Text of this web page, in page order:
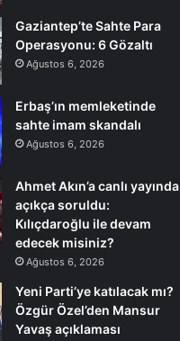
Gaziantep’te Sahte Para
Operasyonu: 6 Gözaltı
Ağustos 6, 2026
Erbaş’ın memleketinde
sahte imam skandalı
Ağustos 6, 2026
Ahmet Akın’a canlı yayında
açıkça soruldu:
Kılıçdaroğlu ile devam
edecek misiniz?
Ağustos 6, 2026
Yeni Parti’ye katılacak mı?
Özgür Özel’den Mansur
Yavaş açıklaması